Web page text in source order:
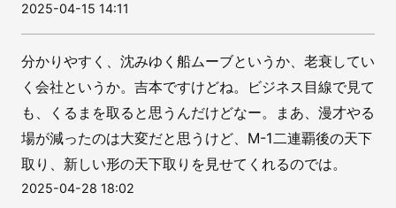
2025-04-15 14:11
分かりやすく、沈みゆく船ムーブというか、老衰してい
く会社というか。吉本ですけどね。ビジネス目線で見て
も、くるまを取ると思うんだけどなー。まあ、漫才やる
場が減ったのは大変だと思うけど、M-1二連覇後の天下
取り、新しい形の天下取りを見せてくれるのでは。
2025-04-28 18:02